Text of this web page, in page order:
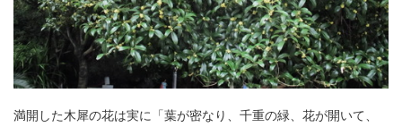
満開した木犀の花は実に「葉が密なり、千重の緑、花が開いて、